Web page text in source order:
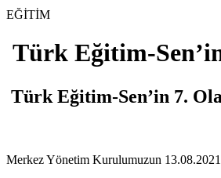
EĞİTİM
Türk Eğitim-
Türk Eğitim-Sen’in 7.
Merkez Yönetim Kurulumuzun